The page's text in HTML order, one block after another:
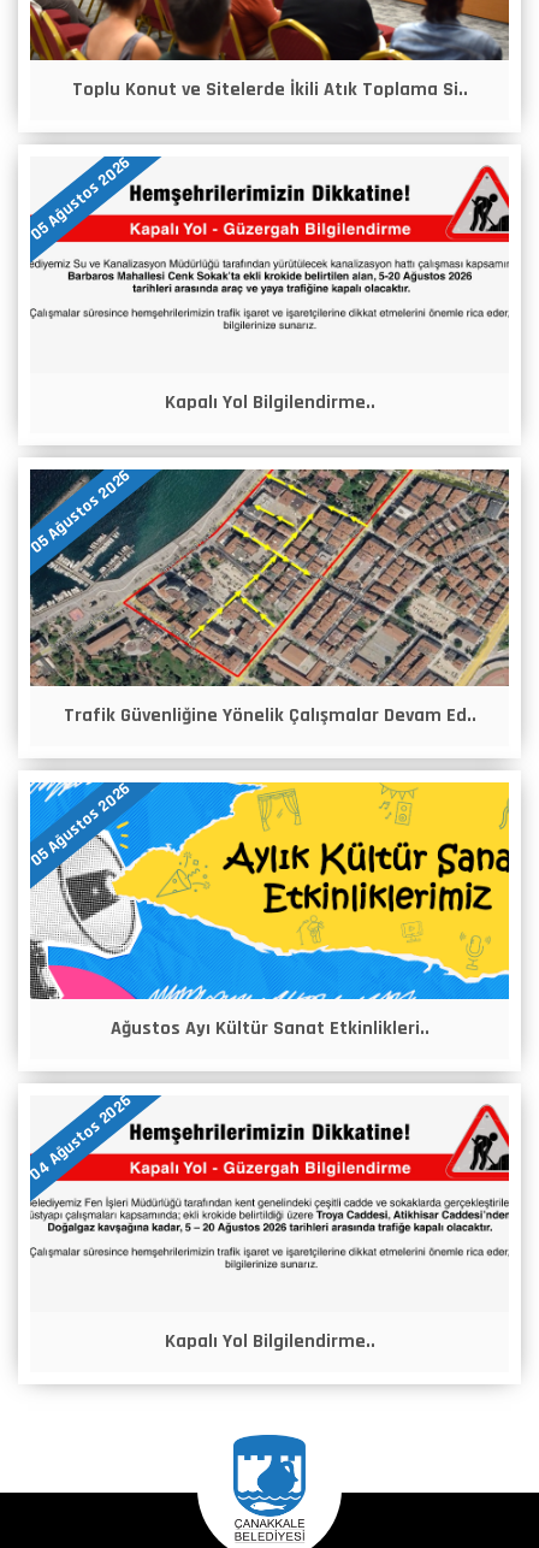
Toplu Konut ve Sitelerde İkili Atık Toplama Si..
05 Ağustos 2026
Kapalı Yol Bilgilendirme..
05 Ağustos 2026
Trafik Güvenliğine Yönelik Çalışmalar Devam Ed..
05 Ağustos 2026
Ağustos Ayı Kültür Sanat Etkinlikleri..
04 Ağustos 2026
Kapalı Yol Bilgilendirme..